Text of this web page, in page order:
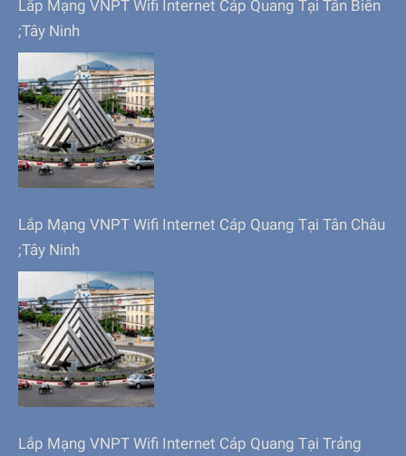
Lắp Mạng VNPT Wifi Internet Cáp Quang Tại Tân Biên
;Tây Ninh
Lắp Mạng VNPT Wifi Internet Cáp Quang Tại Tân Châu
;Tây Ninh
Lắp Mạng VNPT Wifi Internet Cáp Quang Tại Trảng